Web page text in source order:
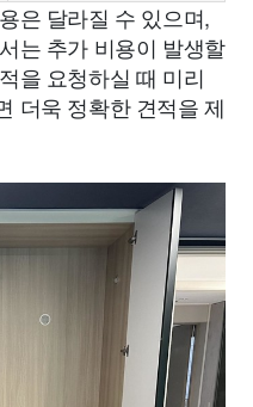
은 달라질 수 있으며,
는 추가 비용이 발생할
을 요청하실 때 미리
더욱 정확한 견적을 제